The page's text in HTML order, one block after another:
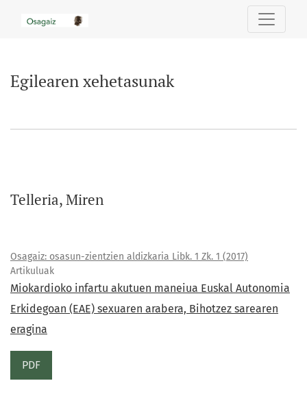
Egilearen xehetasunak
Telleria, Miren
Osagaiz: osasun-zientzien aldizkaria Libk. 1 Zk. 1 (2017)
Artikuluak
Miokardioko infartu akutuen maneiua Euskal Autonomia
Erkidegoan (EAE) sexuaren arabera, Bihotzez sarearen
eragina
PDF